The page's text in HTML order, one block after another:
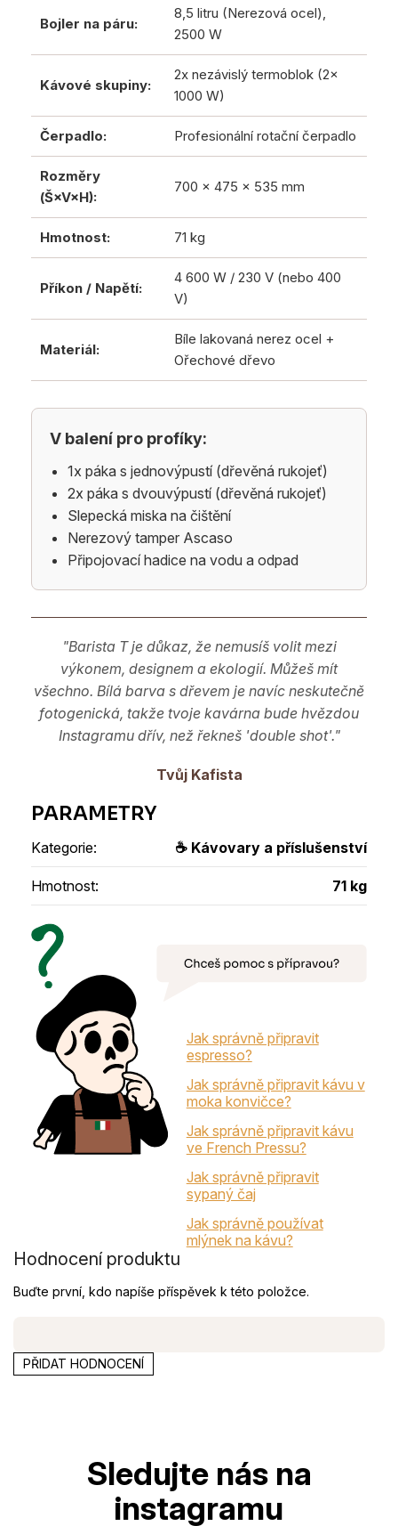
Bojler na páru:
8,5 litru (Nerezová ocel),
2500 W
Kávové skupiny:
2x nezávislý termoblok (2x
1000 W)
Čerpadlo: Profesionální rotační čerpadlo
Rozměry
(Š×V×H):
700 x 475 x 535 mm
Hmotnost: 71 kg
Příkon / Napětí:
4 600 W / 230 V (nebo 400
V)
Materiál:
Bíle lakovaná nerez ocel +
Ořechové dřevo
V balení pro profíky:
1x páka s jednovýpustí (dřevěná rukojeť)
2x páka s dvouvýpustí (dřevěná rukojeť)
Slepecká miska na čištění
Nerezový tamper Ascaso
Připojovací hadice na vodu a odpad
"Barista T je důkaz, že nemusíš volit mezi
výkonem, designem a ekologií. Můžeš mít
všechno. Bílá barva s dřevem je navíc neskutečně
fotogenická, takže tvoje kavárna bude hvězdou
Instagramu dřív, než řekneš 'double shot'."
Tvůj Kafista
Kategorie: ☕ Kávovary a příslušenství
Hmotnost: 71 kg
Jak správně připravit
espresso?
Jak správně připravit kávu v
moka konvičce?
Jak správně připravit kávu
ve French Pressu?
Jak správně připravit
sypaný čaj
Jak správně používat
mlýnek na kávu?
Hodnocení produktu
Buďte první, kdo napíše příspěvek k této položce.
PŘIDAT HODNOCENÍ